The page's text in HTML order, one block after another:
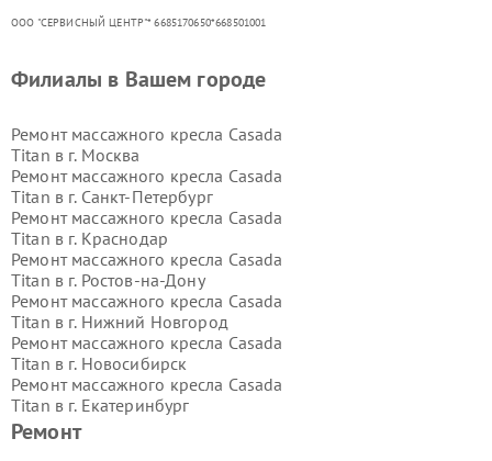
ООО "СЕРВИСНЫЙ ЦЕНТР"* 6685170650*668501001
Ремонт
Филиалы в Вашем городе
Ремонт массажного кресла Casada
Titan в г. Москва
Ремонт массажного кресла Casada
Titan в г. Санкт-Петербург
Ремонт массажного кресла Casada
Titan в г. Краснодар
Ремонт массажного кресла Casada
Titan в г. Ростов-на-Дону
Ремонт массажного кресла Casada
Titan в г. Нижний Новгород
Ремонт массажного кресла Casada
Titan в г. Новосибирск
Ремонт массажного кресла Casada
Titan в г. Екатеринбург
Ремонт массажного кресла Casada